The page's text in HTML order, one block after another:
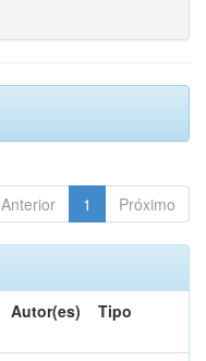
Anterior 1 Próximo
Autor(es) Tipo